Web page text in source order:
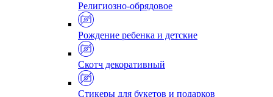
Религиозно-обрядовое
Рождение ребенка и детские
Скотч декоративный
Стикеры для букетов и подарков